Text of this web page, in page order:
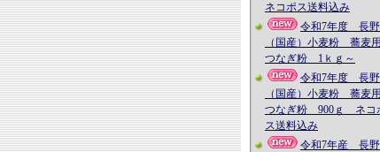
ネコポス送料込み
令和7年度 長
（国産）小麦粉 蕎麦
つなぎ粉 1ｋｇ～
令和7年度 長
（国産）小麦粉 蕎麦
つなぎ粉 900ｇ ネコ
ス送料込み
令和7年産 長野